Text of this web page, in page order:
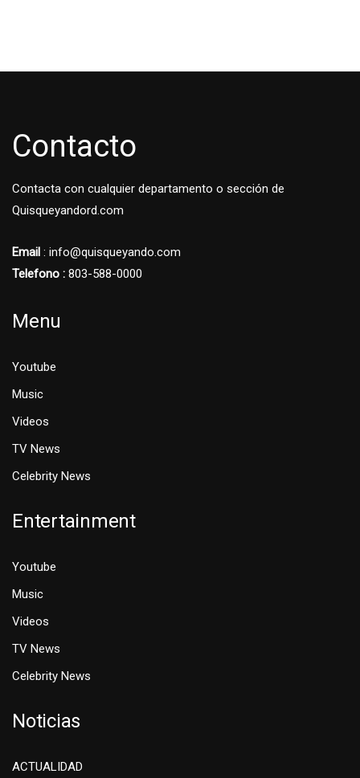
Contacto
Contacta con cualquier departamento o sección de
Quisqueyandord.com
Email : info@quisqueyando.com
Telefono : 803-588-0000
Menu
Youtube
Music
Videos
TV News
Celebrity News
Entertainment
Youtube
Music
Videos
TV News
Celebrity News
Noticias
ACTUALIDAD